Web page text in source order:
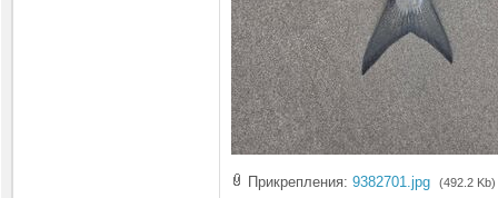
Прикрепления: 9382701.jpg (492.2 Kb)